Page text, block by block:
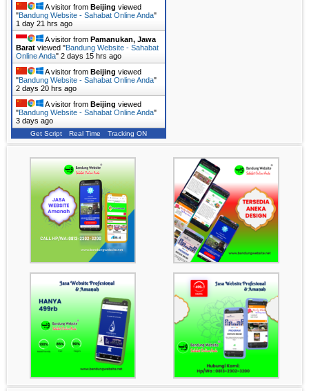
A visitor from Beijing viewed
"Bandung Website - Sahabat Online Anda"
1 day 21 hrs ago
A visitor from Pamanukan, Jawa
Barat viewed "Bandung Website - Sahabat
Online Anda" 2 days 15 hrs ago
A visitor from Beijing viewed
"Bandung Website - Sahabat Online Anda"
2 days 20 hrs ago
A visitor from Beijing viewed
"Bandung Website - Sahabat Online Anda"
3 days ago
Get Script Real Time Tracking ON